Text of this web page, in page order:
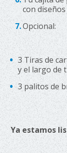
con
Opcional:
3 Tiras de
y el largo de
3 palitos de
Ya estamos